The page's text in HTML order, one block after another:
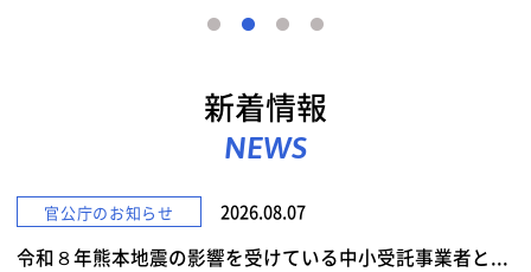
新着情報
NEWS
官公庁のお知らせ 2026.08.07
令和８年熊本地震の影響を受けている中小受託事業者と...